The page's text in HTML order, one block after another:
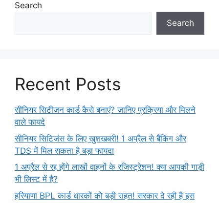
Search
Search
Recent Posts
सीनियर सिटीजन कार्ड कैसे बनाएं? जानिए प्रक्रिया और मिलने
वाले फायदे
सीनियर सिटिजंस के लिए खुशखबरी! 1 अप्रैल से बैंकिंग और
TDS में मिल सकता है बड़ा फायदा
1 अप्रैल से रद्द होंगे लाखों वाहनों के रजिस्ट्रेशन! क्या आपकी गाड़ी
भी लिस्ट में है?
हरियाणा BPL कार्ड धारकों को बड़ी राहत! सरकार दे रही है इस